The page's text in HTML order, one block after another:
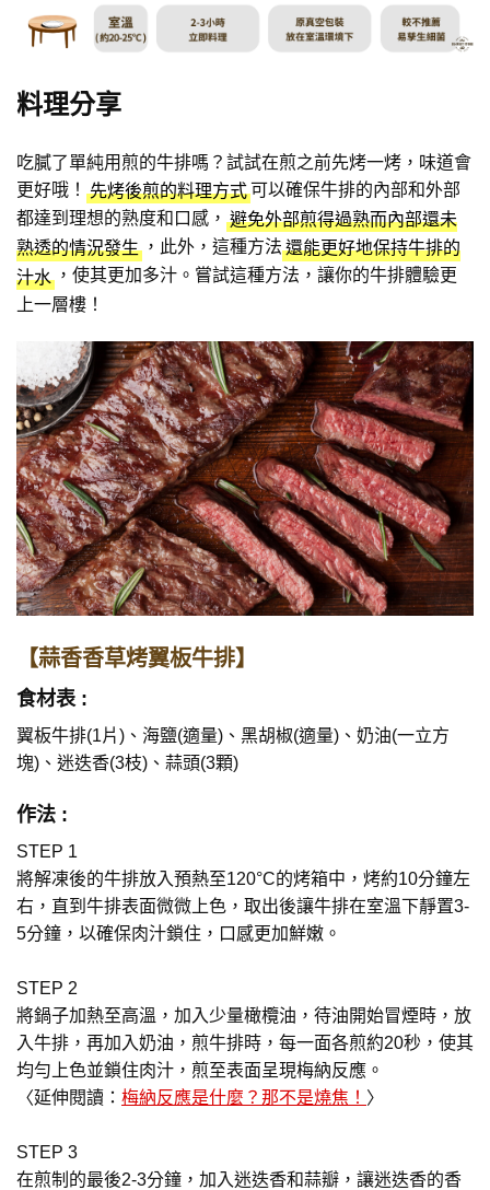
料理分享
吃膩了單純用煎的牛排嗎？試試在煎之前先烤一烤，味道會
更好哦！ 先烤後煎的料理方式可以確保牛排的內部和外部
都達到理想的熟度和口感， 避免外部煎得過熟而內部還未
熟透的情況發生 ，此外，這種方法還能更好地保持牛排的
汁水 ，使其更加多汁。嘗試這種方法，讓你的牛排體驗更
上一層樓！
【蒜香香草烤翼板牛排】
食材表 :
翼板牛排(1片)、海鹽(適量)、黑胡椒(適量)、奶油(一立方
塊)、迷迭香(3枝)、蒜頭(3顆)
作法 :
STEP 1
將解凍後的牛排放入預熱至120°C的烤箱中，烤約10分鐘左
右，直到牛排表面微微上色，取出後讓牛排在室溫下靜置3-
5分鐘，以確保肉汁鎖住，口感更加鮮嫩。
STEP 2
將鍋子加熱至高溫，加入少量橄欖油，待油開始冒煙時，放
入牛排，再加入奶油，煎牛排時，每一面各煎約20秒，使其
均勻上色並鎖住肉汁，煎至表面呈現梅納反應。
〈延伸閱讀： 梅納反應是什麼？那不是燒焦！ 〉
STEP 3
在煎制的最後2-3分鐘，加入迷迭香和蒜瓣，讓迷迭香的香